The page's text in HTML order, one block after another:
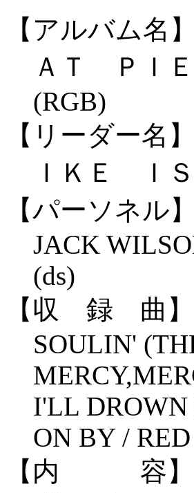
【アルバム名】
ＡＴ ＰＩ
(RGB)
【リーダー名】
ＩＫＥ Ｉ
【パーソネル】
JACK
(ds)
【収 録 曲】
SOULIN'
I'LL
ON BY /
【内 容】